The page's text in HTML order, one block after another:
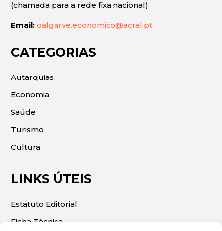
(chamada para a rede fixa nacional)
Email: oalgarve.economico@acral.pt
CATEGORIAS
Autarquias
Economia
Saúde
Turismo
Cultura
LINKS ÚTEIS
Estatuto Editorial
Ficha Técnica